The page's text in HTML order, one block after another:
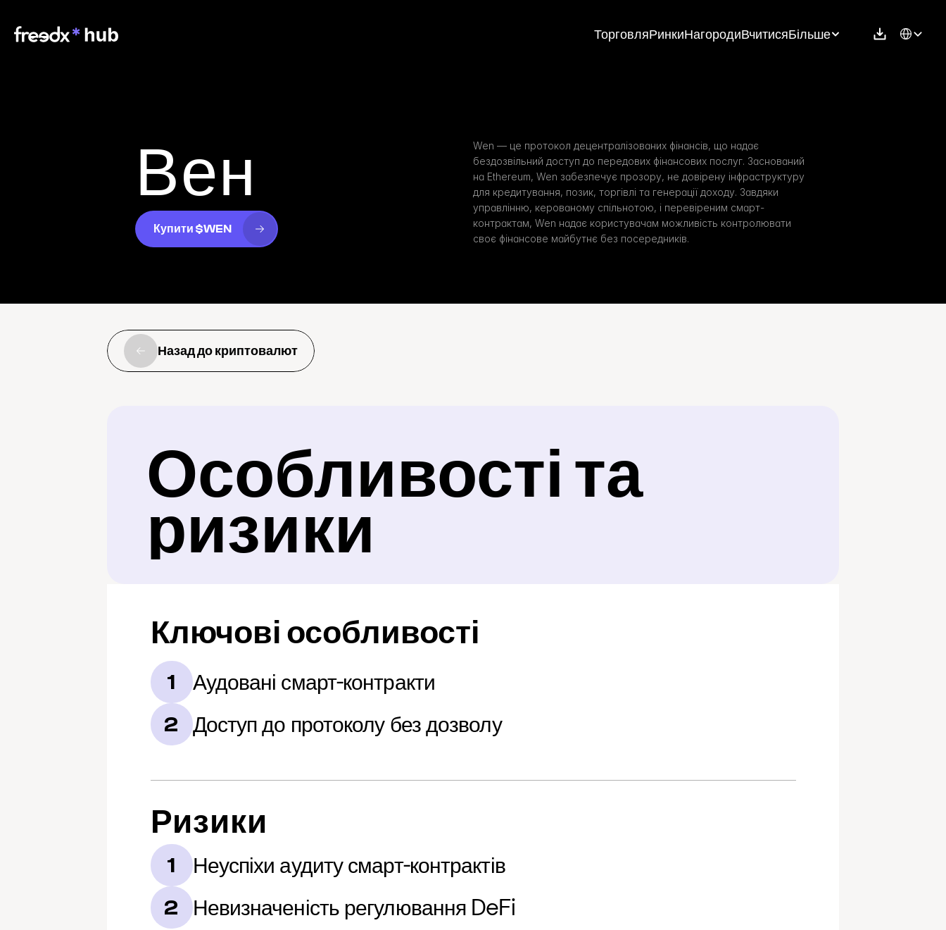
ТорговляРинкиНагородиВчитисяБільше Select
Вен
Купити $WEN
Wen — це протокол децентралізованих фінансів, що надає
бездозвільний доступ до передових фінансових послуг. Заснований
на Ethereum, Wen забезпечує прозору, не довірену інфраструктуру
для кредитування, позик, торгівлі та генерації доходу. Завдяки
управлінню, керованому спільнотою, і перевіреним смарт-
контрактам, Wen надає користувачам можливість контролювати
своє фінансове майбутнє без посередників.
Назад до криптовалют
Особливості та
ризики
Ключові особливості
1 Аудовані смарт-контракти
2 Доступ до протоколу без дозволу
Ризики
1 Неуспіхи аудиту смарт-контрактів
2 Невизначеність регулювання DeFi